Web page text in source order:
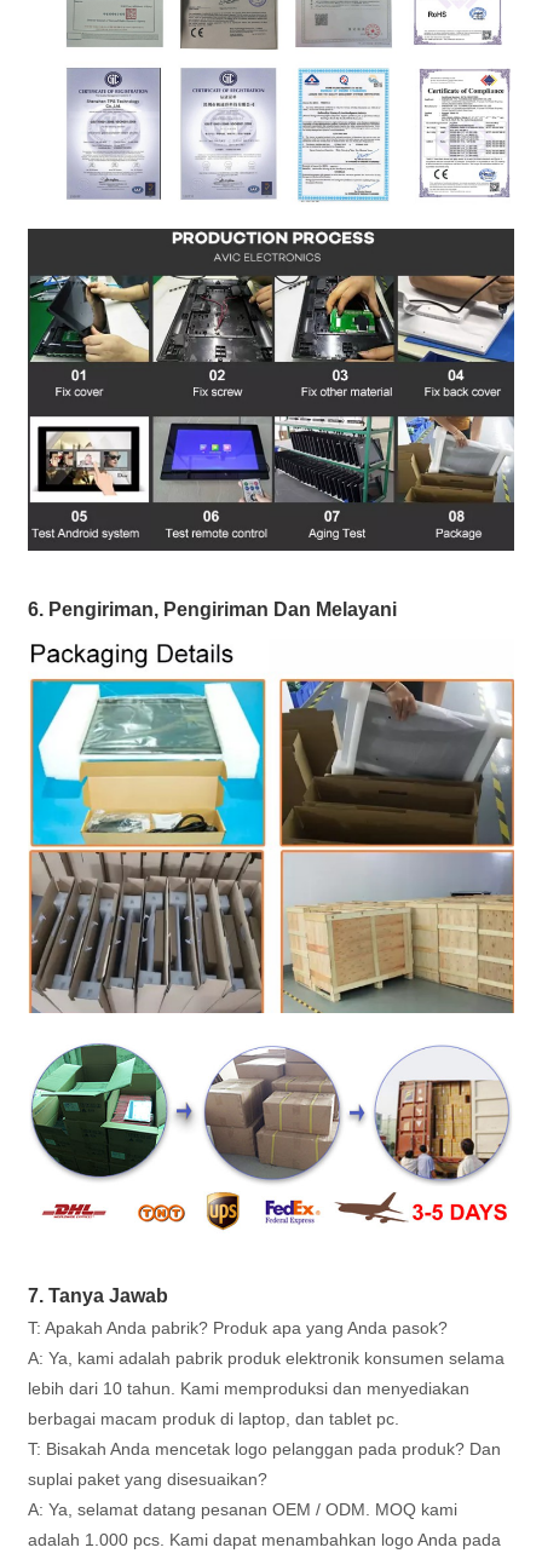
6. Pengiriman, Pengiriman Dan Melayani
7. Tanya Jawab
T: Apakah Anda pabrik? Produk apa yang Anda pasok?
A: Ya, kami adalah pabrik produk elektronik konsumen selama
lebih dari 10 tahun. Kami memproduksi dan menyediakan
berbagai macam produk di laptop, dan tablet pc.
T: Bisakah Anda mencetak logo pelanggan pada produk? Dan
suplai paket yang disesuaikan?
A: Ya, selamat datang pesanan OEM / ODM. MOQ kami
adalah 1.000 pcs. Kami dapat menambahkan logo Anda pada